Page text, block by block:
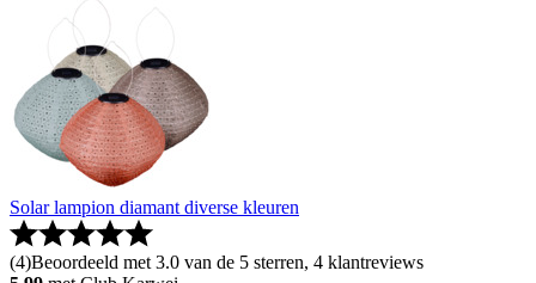
Solar lampion diamant diverse kleuren
(4)Beoordeeld met 3.0 van de 5 sterren, 4 klantreviews